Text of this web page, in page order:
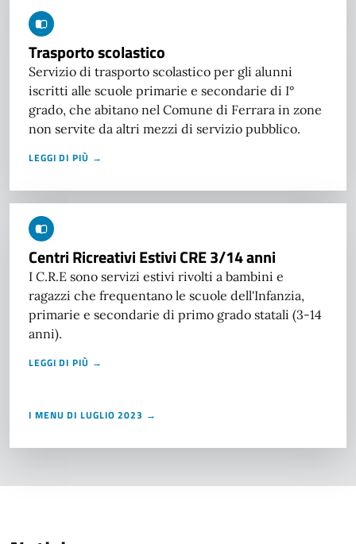
Trasporto scolastico
Servizio di trasporto scolastico per gli alunni
iscritti alle scuole primarie e secondarie di I°
grado, che abitano nel Comune di Ferrara in zone
non servite da altri mezzi di servizio pubblico.
LEGGI DI PIÙ →
Centri Ricreativi Estivi CRE 3/14 anni
I C.R.E sono servizi estivi rivolti a bambini e
ragazzi che frequentano le scuole dell'Infanzia,
primarie e secondarie di primo grado statali (3-14
anni).
LEGGI DI PIÙ →
I MENU DI LUGLIO 2023 →